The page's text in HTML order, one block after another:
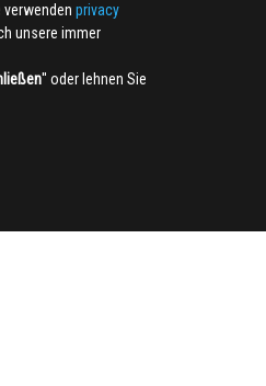
privacy
unsere immer
'' oder lehnen Sie